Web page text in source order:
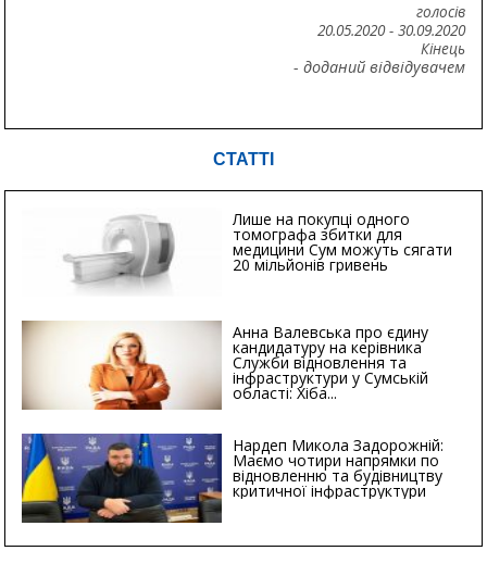
голосів
20.05.2020- 30.09.2020
Кінець
- доданий відвідувачем
СТАТТІ
Лише на покупці одного
томографа збитки для
медицини Сум можуть сягати
20 мільйонів гривень
Анна Валевська про єдину
кандидатуру на керівника
Служби відновлення та
інфраструктури у Сумській
області: Хіба...
Нардеп Микола Задорожній:
Маємо чотири напрямки по
відновленню та будівництву
критичної інфраструктури